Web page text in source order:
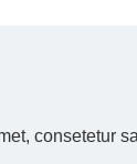
consetetur